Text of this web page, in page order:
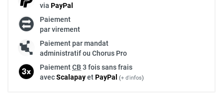
via PayPal
Paiement
par virement
Paiement par mandat
administratif ou Chorus Pro
PaiementCB 3 fois sans frais
avecScalapayetPayPal (+ d'infos)